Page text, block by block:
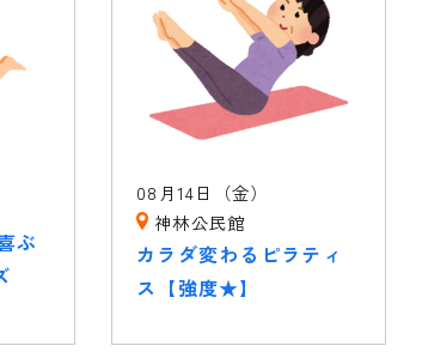
ぶ
08月14日（金）
神林公民館
カラダ変わるピラティ
ス【強度★】